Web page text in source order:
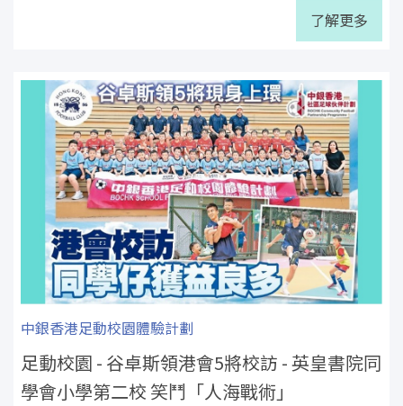
了解更多
中銀香港足動校園體驗計劃
足動校園 - 谷卓斯領港會5將校訪 - 英皇書院同
學會小學第二校 笑鬥「人海戰術」